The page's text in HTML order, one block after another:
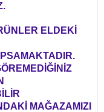
ELDEKİ
MAĞAZAMIZI